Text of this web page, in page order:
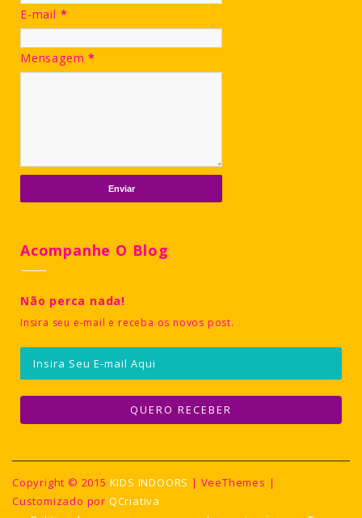
E-mail *
Mensagem*
Acompanhe O Blog
Não perca nada!
Insira seu e-mail e receba os novos post.
Copyright © 2015 KIDS INDOORS | VeeThemes |
Customizado por QCriativa